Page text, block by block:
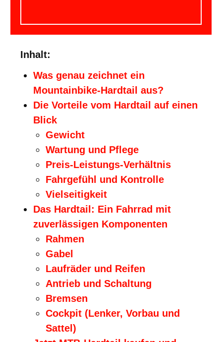
Inhalt:
Was genau zeichnet ein
Mountainbike-Hardtail aus?
Die Vorteile vom Hardtail auf einen
Blick
Gewicht
Wartung und Pflege
Preis-Leistungs-Verhältnis
Fahrgefühl und Kontrolle
Vielseitigkeit
Das Hardtail: Ein Fahrrad mit
zuverlässigen Komponenten
Rahmen
Gabel
Laufräder und Reifen
Antrieb und Schaltung
Bremsen
Cockpit (Lenker, Vorbau und
Sattel)